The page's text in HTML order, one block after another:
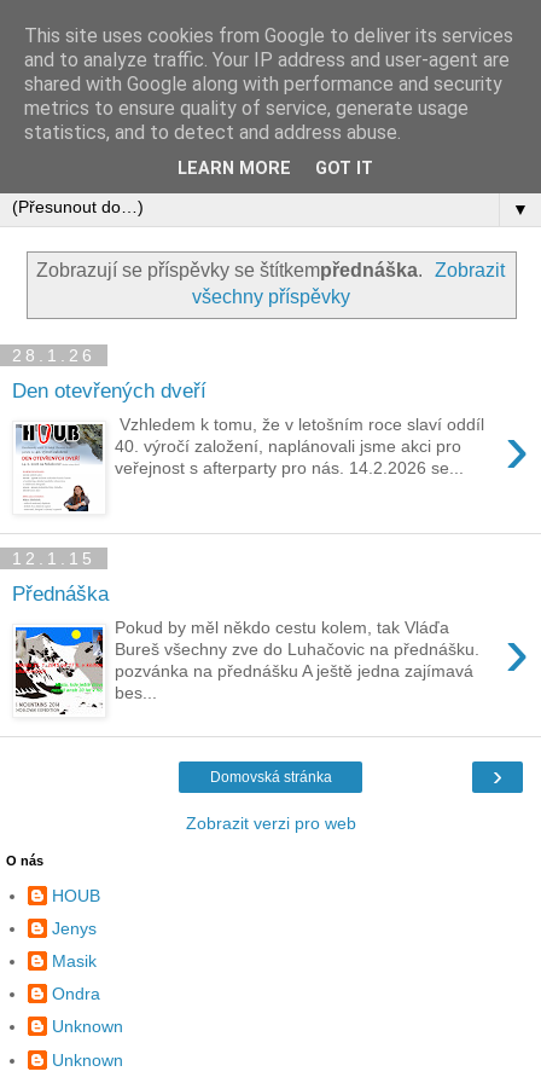
▼
Zobrazují se příspěvky se štítkempřednáška.
Zobrazit
všechny příspěvky
28.1.26
Den otevřených dveří
›
Vzhledem k tomu, že v letošním roce slaví oddíl
40. výročí založení, naplánovali jsme akci pro
veřejnost s afterparty pro nás. 14.2.2026 se...
12.1.15
Přednáška
›
Pokud by měl někdo cestu kolem, tak Vláďa
Bureš všechny zve do Luhačovic na přednášku.
pozvánka na přednášku A ještě jedna zajímavá
bes...
›
Domovská stránka
Zobrazit verzi pro web
O nás
HOUB
Jenys
Masik
Ondra
Unknown
Unknown
This site uses cookies from Google to deliver its services
and to analyze traffic. Your IP address and user-agent are
shared with Google along with performance and security
metrics to ensure quality of service, generate usage
statistics, and to detect and address abuse.
LEARN MORE GOT IT